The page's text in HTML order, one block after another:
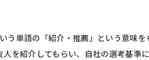
う単語の「紹介・推薦」という意味
を紹介してもらい、自社の選考基準